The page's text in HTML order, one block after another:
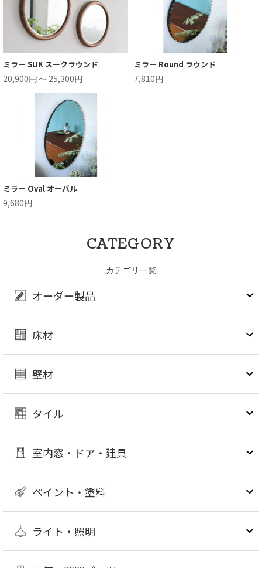
ミラー SUK スークラウンド
20,900円 ～ 25,300円
ミラー Round ラウンド
7,810円
ミラー Oval オーバル
9,680円
CATEGORY
カテゴリ一覧
オーダー製品
床材
壁材
タイル
室内窓・ドア・建具
ペイント・塗料
ライト・照明